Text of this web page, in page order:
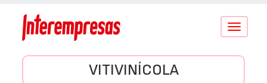
Conmutar
VITIVINÍCOLA